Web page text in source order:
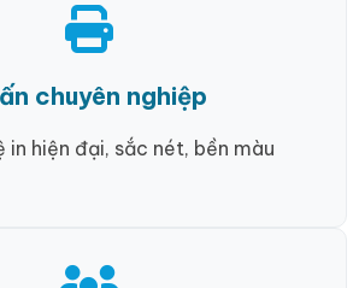
chuyên nghiệp
in hiện đại, sắc nét, bền màu